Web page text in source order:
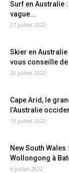
Surf en Australie
vague...
27 juillet 2022
Skier en Australie
vous conseille
20 juillet 2022
Cape Arid, le
l’Australie
13 juillet 2022
New South
Wollongong à
6 juillet 2022